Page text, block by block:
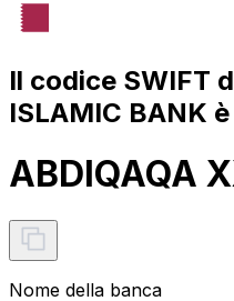
Il codice SWIFT
ISLAMIC BANK è
ABDIQAQA
Nome della banca